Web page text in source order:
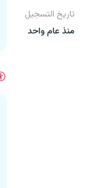
تاريخ التسجيل
منذ عام واحد